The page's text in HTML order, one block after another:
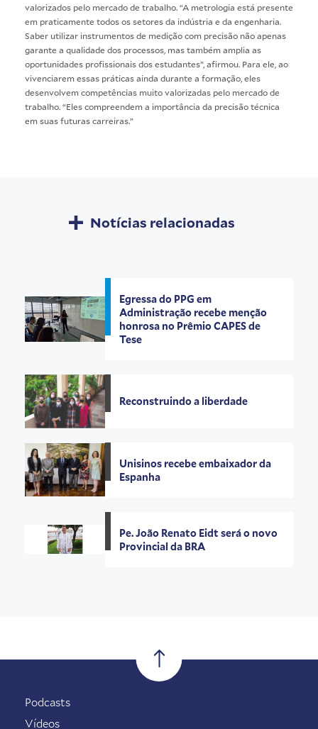
valorizados pelo mercado de trabalho. “A metrologia está presente
em praticamente todos os setores da indústria e da engenharia.
Saber utilizar instrumentos de medição com precisão não apenas
garante a qualidade dos processos, mas também amplia as
oportunidades profissionais dos estudantes”, afirmou. Para ele, ao
vivenciarem essas práticas ainda durante a formação, eles
desenvolvem competências muito valorizadas pelo mercado de
trabalho. “Eles compreendem a importância da precisão técnica
em suas futuras carreiras.”
Notícias relacionadas
Egressa do PPG em
Administração recebe menção
honrosa no Prêmio CAPES de
Tese
Reconstruindo a liberdade
Unisinos recebe embaixador da
Espanha
Pe. João Renato Eidt será o novo
Provincial da BRA
Podcasts
Vídeos